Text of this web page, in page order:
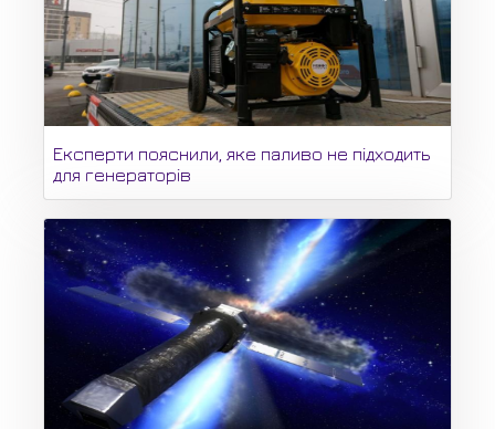
Експерти пояснили, яке паливо не підходить
для генераторів